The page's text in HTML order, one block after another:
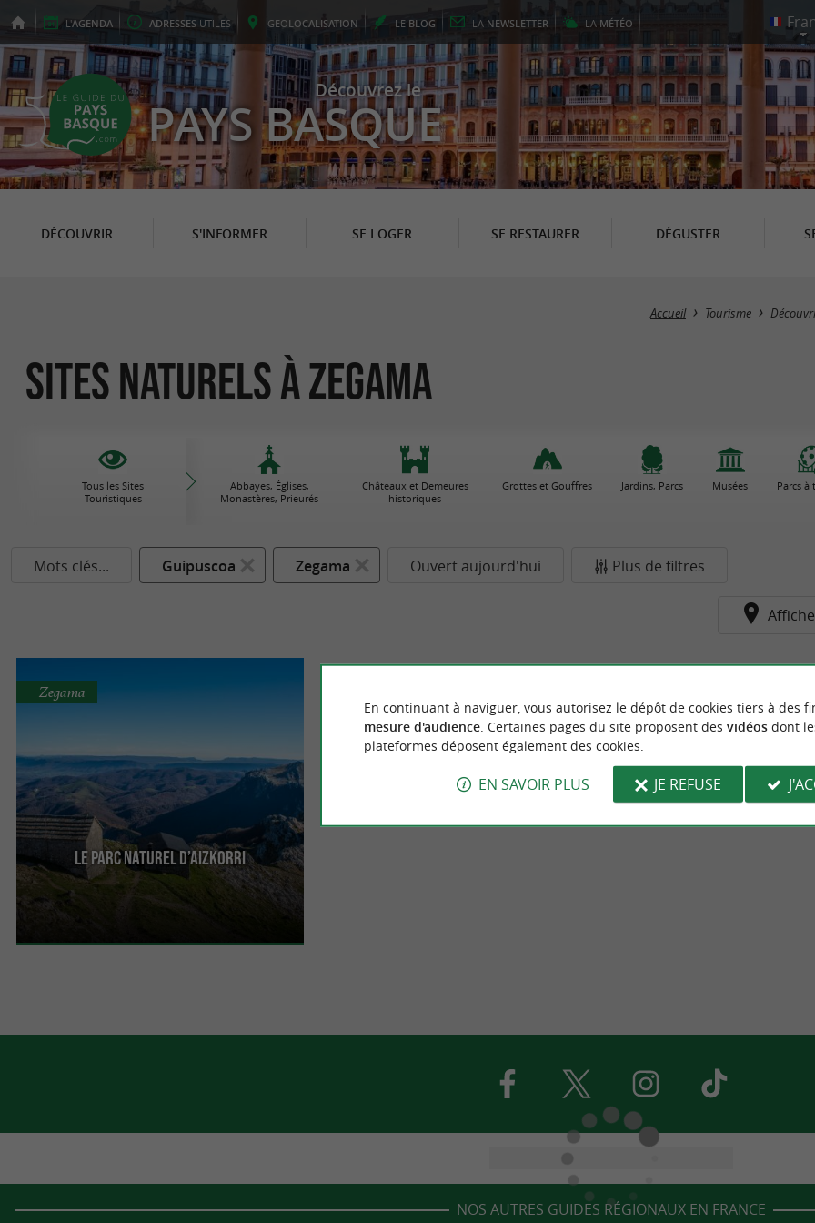
L'AGENDA ADRESSES UTILES GEOLOCALISATION LE BLOG LA NEWSLETTER LA MÉTÉO
Découvrez le
PAYS BASQUE
DÉCOUVRIR S'INFORMER SE LOGER SE RESTAURER DÉGUSTER
Accueil Tourisme
Sites Naturels à Zegama
Tous les Sites
Touristiques
Abbayes, Églises,
Monastères, Prieurés
Châteaux et Demeures
historiques
Grottes et Gouffres Jardins, Parcs Musées Parcs à
Mots clés... Guipuscoa Zegama Ouvert aujourd'hui Plus de filtres
Le Parc Naturel d’Aizkorri
Zegama
C’est un parc propice à l’observation des vautours
fauves, puisqu’une colonie y a trouvé refuge. C’est
...
NOS AUTRES GUIDES RÉGIONAUX EN FRANCE
En continuant à naviguer, vous autorisez le dépôt de cookies tiers à des
mesure d'audience. Certaines pages du site proposent des vidéosdont
plateformes déposent également des cookies.
EN SAVOIR PLUS JE REFUSE